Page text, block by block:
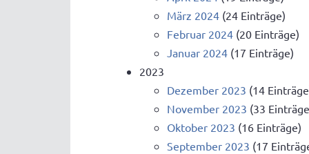
März 2024 (24 Einträge)
Februar 2024 (20 Einträge)
Januar 2024 (17 Einträge)
2023
Dezember 2023 (14
November 2023 (33
Oktober 2023 (16 Einträge)
September 2023 (17